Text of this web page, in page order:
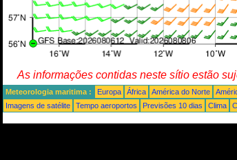
As informações contidas neste sítio estão
Meteorologia maritima : Europa África América do Norte
Imagens de satélite
Tempo aeroportos Previsões 10 dias Clima